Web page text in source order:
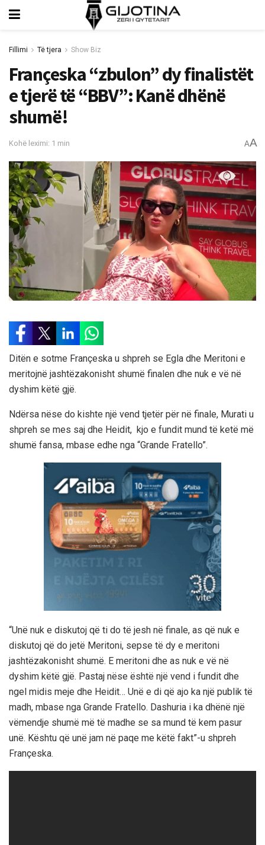
Fillimi Të tjera Show Biz
Françeska “zbulon” dy finalistët
e tjerë të “BBV”: Kanë dhënë
shumë!
Kohë leximi: 1 min AA
Ditën e sotme Françeska u shpreh se Egla dhe Meritoni e
meritojnë jashtëzakonisht shumë finalen dhe nuk e vë në
dyshim këtë gjë.
Ndërsa nëse do kishte një vend tjetër për në finale, Murati u
shpreh se mes saj dhe Heidit, kjo e fundit mund të ketë më
shumë fansa, mbase edhe nga “Grande Fratello”.
“Unë nuk e diskutoj që ti do të jesh në finale, as që nuk e
diskutoj që do jetë Meritoni, sepse të dy e meritoni
jashtëzakonisht shumë. E meritoni dhe as nuk e vë në
dyshim këtë gjë. Pastaj nëse është një vend i fundit dhe
ngel midis meje dhe Heidit… Unë e di që ajo ka një publik të
madh, mbase nga Grande Fratello. Dashuria i ka dhënë një
vëmendje shumë më të madhe se sa mund të kem pasur
unë. Kështu që unë jam në paqe me këtë fakt”-u shpreh
Françeska.